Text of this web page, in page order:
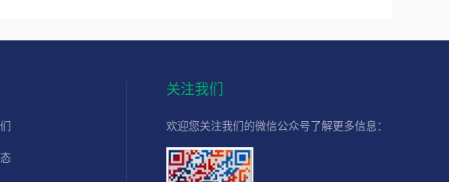
关注我们
欢迎您关注我们的微信公众号了解更多信息：